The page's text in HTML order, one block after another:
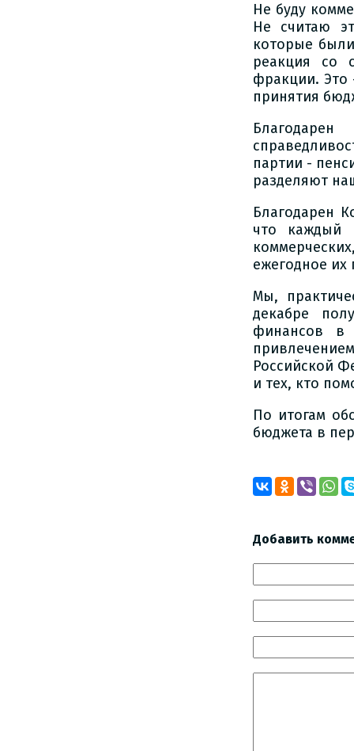
Не буду
Не считаю
которые
реакция со
фракции. Это
принятия
партии -
разделяют
Благодарен
что каждый
ежегодное их
Мы,
декабре
финансов в
Российской
и тех, кто
По итогам
бюджета в
Добавить